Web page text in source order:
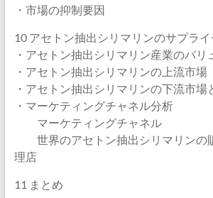
・市場の抑制要因
10 アセトン抽出シリマリンのサプラ
・アセトン抽出シリマリン産業のバリ
・アセトン抽出シリマリンの上流市場
・アセトン抽出シリマリンの下流市場
・マーケティングチャネル分析
マーケティングチャネル
世界のアセトン抽出シリマリンの
理店
11 まとめ